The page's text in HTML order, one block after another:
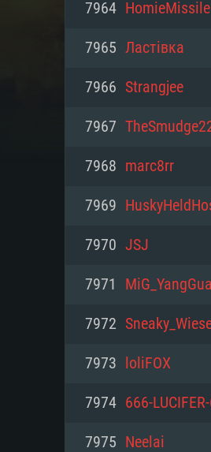
PC
최소사양
운영체제:
프로세서: 2.2
메모리: 4GB
그래픽 카드:
최소사양
운영체제: Mac
프로세서: 최소
최소사양
운영체제: 64bit
프로세서: 2.4
메모리: 4 GB
그래픽 카드:
7964 HomieMissile
7965 Ластівка
7966 Strangjee
7967
7968 marc8rr
7969
7970 JSJ
7971
7972
7973 loliFOX
7974 666-
7975 Neelai